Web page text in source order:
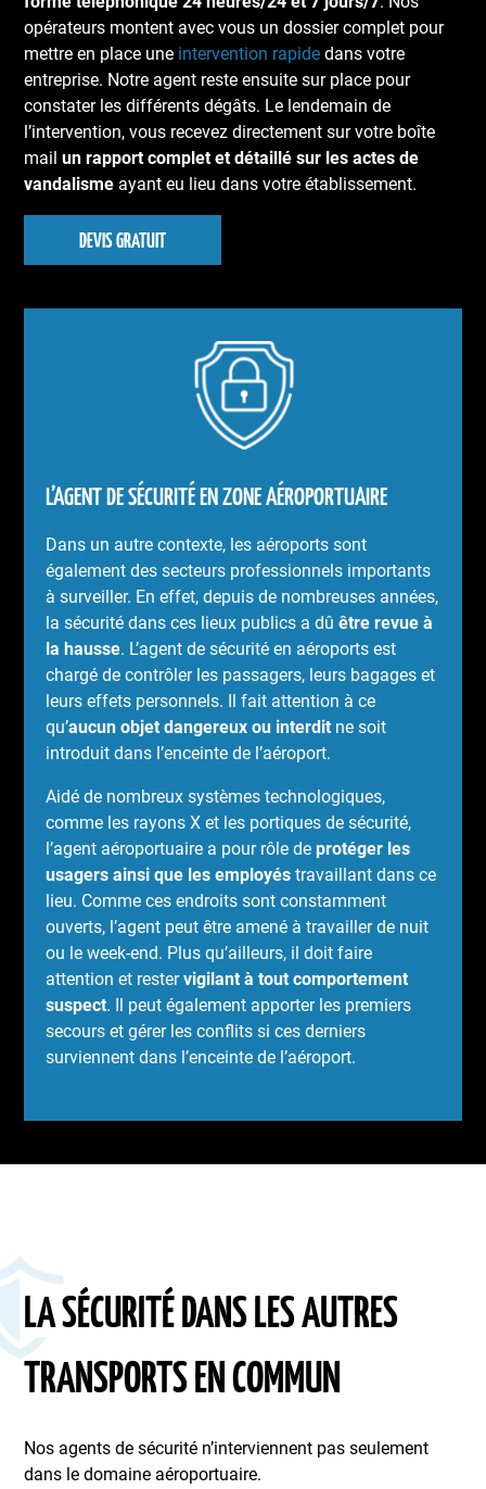
opérateurs montent avec vous un dossier complet pour
mettre en place une intervention rapide dans votre
entreprise. Notre agent reste ensuite sur place pour
constater les différents dégâts. Le lendemain de
l’intervention, vous recevez directement sur votre boîte
mailun rapport complet et détaillé sur les actes de
vandalisme ayant eu lieu dans votre établissement.
DEVIS GRATUIT
L’AGENT DE SÉCURITÉ EN ZONE AÉROPORTUAIRE
Dans un autre contexte, les aéroports sont
également des secteurs professionnels importants
à surveiller. En effet, depuis de nombreuses années,
la sécurité dans ces lieux publics a dûêtre revue à
la hausse. L’agent de sécurité en aéroports est
chargé de contrôler les passagers, leurs bagages et
leurs effets personnels. Il fait attention à ce
qu’aucun objet dangereux ou interdit ne soit
introduit dans l’enceinte de l’aéroport.
Aidé de nombreux systèmes technologiques,
comme les rayons X et les portiques de sécurité,
l’agent aéroportuaire a pour rôle deprotéger les
usagers ainsi que les employés travaillant dans ce
lieu. Comme ces endroits sont constamment
ouverts, l’agent peut être amené à travailler de nuit
ou le week-end. Plus qu’ailleurs, il doit faire
attention et restervigilant à tout comportement
suspect. Il peut également apporter les premiers
secours et gérer les conflits si ces derniers
surviennent dans l’enceinte de l’aéroport.
LA SÉCURITÉ DANS LES AUTRES
TRANSPORTS EN COMMUN
Nos agents de sécurité n’interviennent pas seulement
dans le domaine aéroportuaire.